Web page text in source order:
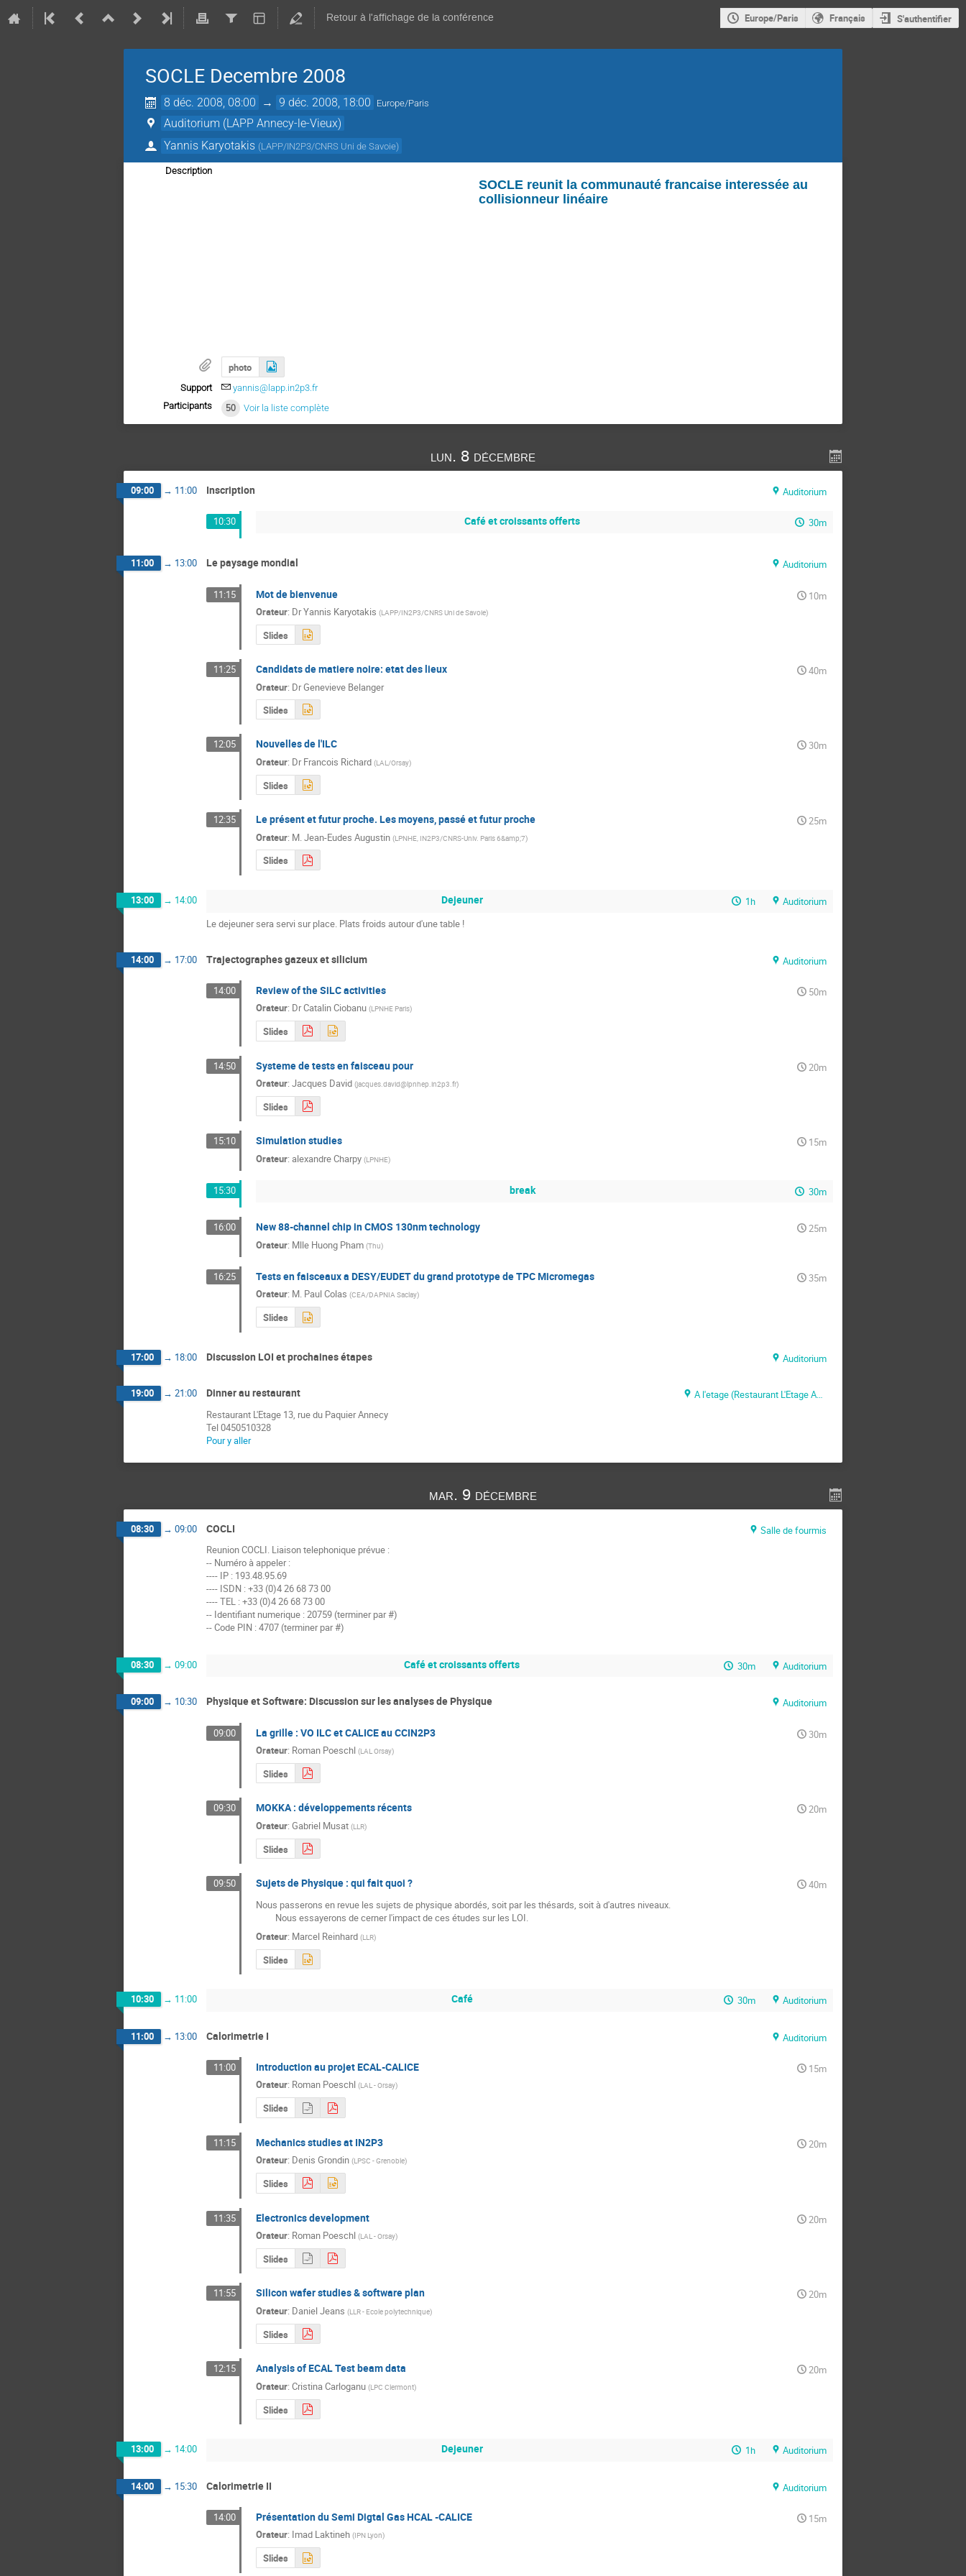
Retour à l'affichage de la conférence Europe/Paris Français S'authentifier
SOCLE Decembre 2008
8 déc. 2008, 08:00 → 9 déc. 2008, 18:00 Europe/Paris
Auditorium (LAPP Annecy-le-Vieux)
Yannis Karyotakis (LAPP/IN2P3/CNRS Uni de Savoie)
Description
SOCLE reunit la communauté francaise interessée au
collisionneur linéaire
photo
Support
yannis@lapp.in2p3.fr
Participants
50 Voir la liste complète
lun. 8 décembre
09:00 → 11:00 Inscription Auditorium
10:30 Café et croissants offerts 30m
11:00 → 13:00 Le paysage mondial Auditorium
11:15 Mot de bienvenue
10m
Orateur: DrYannis Karyotakis (LAPP/IN2P3/CNRS Uni de Savoie)
Slides
11:25 Candidats de matiere noire: etat des lieux
40m
Orateur: DrGenevieve Belanger
Slides
12:05 Nouvelles de l'ILC
30m
Orateur: Dr Francois Richard (LAL/Orsay)
Slides
12:35 Le présent et futur proche. Les moyens, passé et futur proche
25m
Orateur: M.Jean-Eudes Augustin (LPNHE, IN2P3/CNRS-Univ. Paris 6&amp;7)
Slides
13:00 → 14:00 Dejeuner 1h
Auditorium
Le dejeuner sera servi sur place. Plats froids autour d'une table !
14:00 → 17:00 Trajectographes gazeux et silicium Auditorium
14:00 Review of the SiLC activities
50m
Orateur: DrCatalin Ciobanu (LPNHE Paris)
Slides
14:50 Systeme de tests en faisceau pour
20m
Orateur: Jacques David (jacques.david@lpnhep.in2p3.fr)
Slides
15:10 Simulation studies
15m
Orateur: alexandre Charpy (LPNHE)
15:30 break 30m
16:00 New 88-channel chip in CMOS 130nm technology
25m
Orateur: Mlle Huong Pham (Thu)
16:25 Tests en faisceaux a DESY/EUDET du grand prototype de TPC Micromegas
35m
Orateur: M. Paul Colas (CEA/DAPNIA Saclay)
Slides
17:00 → 18:00 Discussion LOI et prochaines étapes Auditorium
19:00 → 21:00 Dinner au restaurant
A l'etage (Restaurant L'Etage Annecy)
Restaurant L'Etage 13, rue du Paquier Annecy
Tel 0450510328
Pour y aller
mar. 9 décembre
08:30 → 09:00 COCLI
Salle de fourmis
Reunion COCLI. Liaison telephonique prévue :
-- Numéro à appeler :
---- IP : 193.48.95.69
---- ISDN : +33 (0)4 26 68 73 00
---- TEL : +33 (0)4 26 68 73 00
-- Identifiant numerique : 20759 (terminer par #)
-- Code PIN : 4707 (terminer par #)
08:30 → 09:00 Café et croissants offerts 30m Auditorium
09:00 → 10:30 Physique et Software: Discussion sur les analyses de Physique Auditorium
09:00 La grille : VO ILC et CALICE au CCIN2P3
30m
Orateur: Roman Poeschl (LAL Orsay)
Slides
09:30 MOKKA : développements récents
20m
Orateur: Gabriel Musat (LLR)
Slides
09:50 Sujets de Physique : qui fait quoi ?
40m
Nous passerons en revue les sujets de physique abordés, soit par les thésards, soit à d'autres niveaux.
         Nous essayerons de cerner l'impact de ces études sur les LOI.
Orateur: Marcel Reinhard (LLR)
Slides
10:30 → 11:00 Café 30m Auditorium
11:00 → 13:00 Calorimetrie I Auditorium
11:00 Introduction au projet ECAL-CALICE
15m
Orateur: Roman Poeschl (LAL - Orsay)
Slides
11:15 Mechanics studies at IN2P3
20m
Orateur: Denis Grondin (LPSC - Grenoble)
Slides
11:35 Electronics development
20m
Orateur: Roman Poeschl (LAL - Orsay)
Slides
11:55 Silicon wafer studies & software plan
20m
Orateur: Daniel Jeans (LLR - Ecole polytechnique)
Slides
12:15 Analysis of ECAL Test beam data
20m
Orateur: Cristina Carloganu (LPC Clermont)
Slides
13:00 → 14:00 Dejeuner 1h Auditorium
14:00 → 15:30 Calorimetrie II Auditorium
14:00 Présentation du Semi Digtal Gas HCAL -CALICE
15m
Orateur: Imad Laktineh (IPN Lyon)
Slides